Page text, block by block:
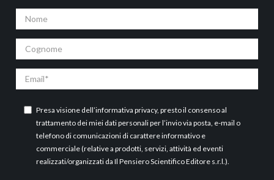
Nome
Cognome
Email
Presa visione dell’informativa privacy, presto il consenso al
trattamento dei miei dati personali per l’invio via posta, e-mail o
telefono di comunicazioni di carattere informativo e
commerciale (relative a prodotti, servizi, attività ed eventi
realizzati/organizzati da Il Pensiero Scientifico Editore s.r.l.).